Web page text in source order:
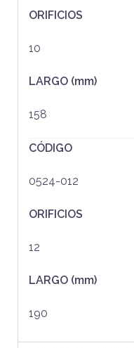
ORIFICIOS
10
LARGO (mm)
158
CÓDIGO
0524-012
ORIFICIOS
12
LARGO (mm)
190